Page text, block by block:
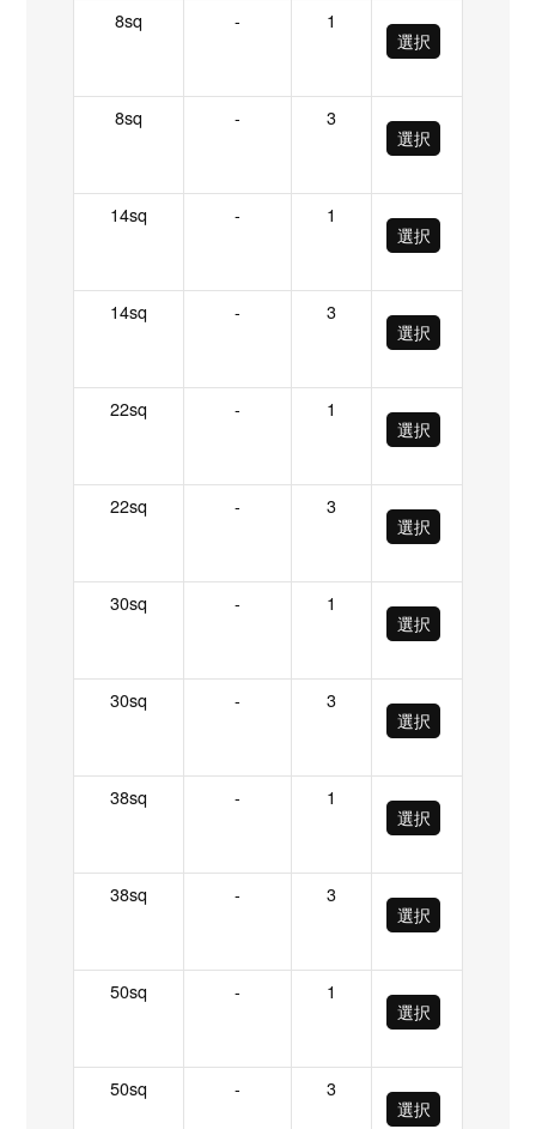
8sq -
1
選択
8sq -
3
選択
14sq -
1
選択
14sq -
3
選択
22sq -
1
選択
22sq -
3
選択
30sq -
1
選択
30sq -
3
選択
38sq -
1
選択
38sq -
3
選択
50sq -
1
選択
50sq -
3
選択